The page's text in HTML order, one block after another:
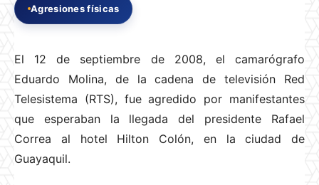
Agresiones físicas
El 12 de septiembre de 2008, el camarógrafo
Eduardo Molina, de la cadena de televisión Red
Telesistema (RTS), fue agredido por manifestantes
que esperaban la llegada del presidente Rafael
Correa al hotel Hilton Colón, en la ciudad de
Guayaquil.